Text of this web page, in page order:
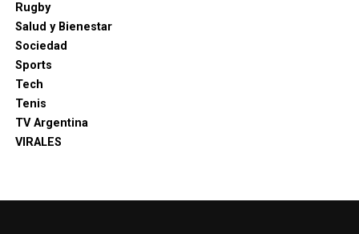
Rugby
Salud y Bienestar
Sociedad
Sports
Tech
Tenis
TV Argentina
VIRALES